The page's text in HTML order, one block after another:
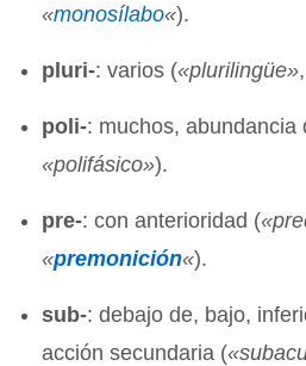
«monosílabo«).
pluri-: varios («plurilingüe»
poli-: muchos, abundancia
«polifásico»).
pre-: con anterioridad («
«premonición«).
sub-: debajo de, bajo,
acción secundaria («